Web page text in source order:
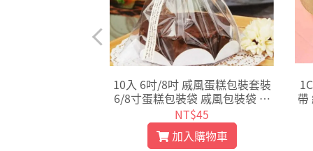
10入 6吋/8吋 戚風蛋糕包裝套裝
6/8寸蛋糕包裝袋 戚風包裝袋 麵
包袋 蛋糕盒 吐司袋【D102】
NT$45
加入購物車
帶